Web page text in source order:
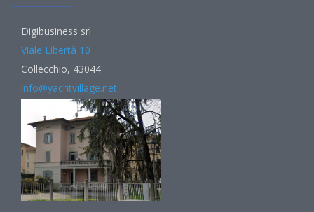
Digibusiness srl
Viale Libertà 10
Collecchio, 43044
info@yachtvillage.net